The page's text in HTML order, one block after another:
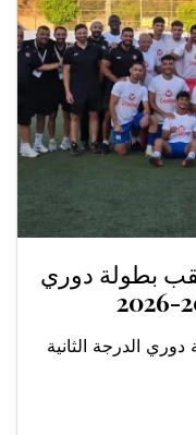
بطولة دوري
دوري الدرجة الثانية